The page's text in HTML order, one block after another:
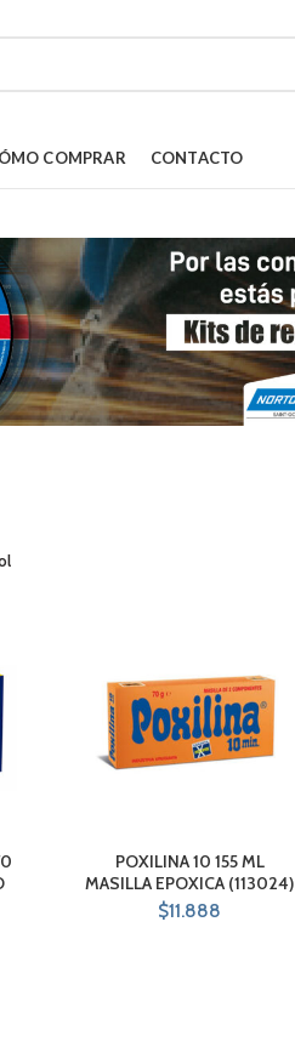
COMPRAR CONTACTO
POXILINA 10 155 ML
MASILLA EPOXICA (113024)
$11.888